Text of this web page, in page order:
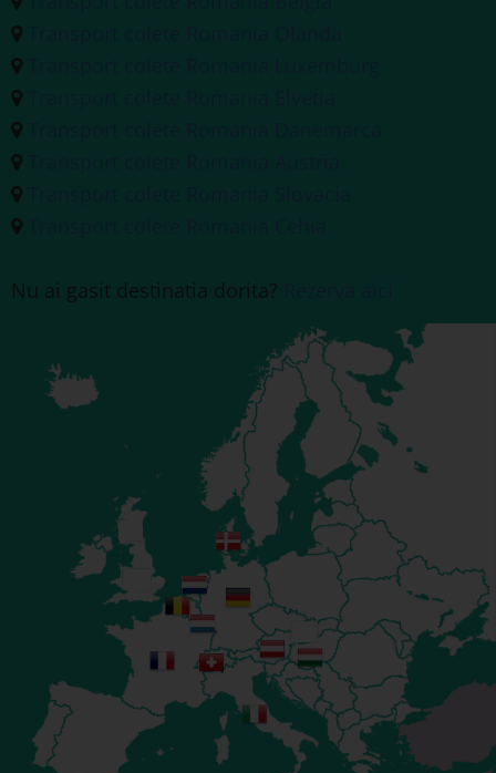
Nu ai gasit destinatia dorita?